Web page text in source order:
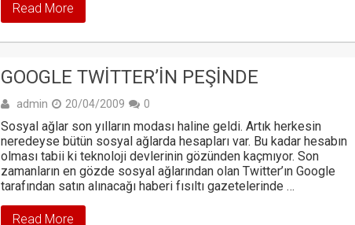
Read More
GOOGLE TWITTER’IN PEŞINDE
admin 20/04/2009 0
Sosyal ağlar son yılların modası haline geldi. Artık herkesin
neredeyse bütün sosyal ağlarda hesapları var. Bu kadar hesabın
olması tabii ki teknoloji devlerinin gözünden kaçmıyor. Son
zamanların en gözde sosyal ağlarından olan Twitter’ın Google
tarafından satın alınacağı haberi fısıltı gazetelerinde …
Read More